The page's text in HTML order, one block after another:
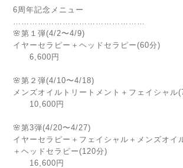
6周年記念メニュー
…………………………………………
🌸第１弾(4/2〜4/9)
イヤーセラピー＋ヘッドセラピー(60分)
6,600円
🌸第２弾(4/10〜4/18)
メンズオイルトリートメント＋フェイシャル
10,600円
🌸第3弾(4/20〜4/27)
イヤーセラピー＋フェイシャル＋メンズオイ
＋ヘッドセラピー(120分)
16,600円